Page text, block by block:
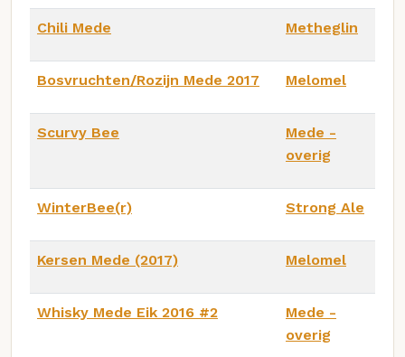
Chili Mede Metheglin
Bosvruchten/Rozijn Mede 2017 Melomel
Scurvy Bee
Mede -
overig
WinterBee(r) Strong Ale
Kersen Mede (2017) Melomel
Whisky Mede Eik 2016 #2
Mede -
overig